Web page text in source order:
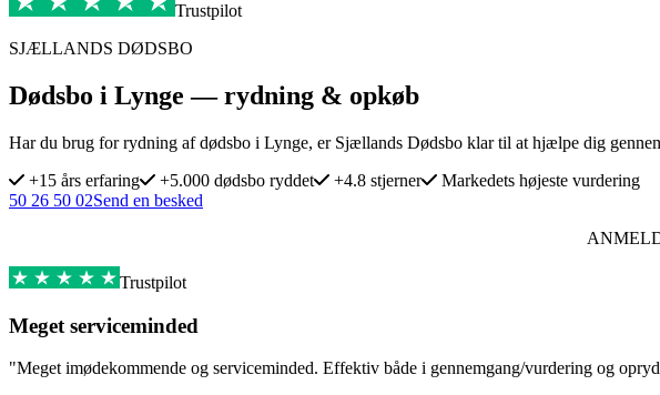
Trustpilot
SJÆLLANDS DØDSBO
Dødsbo i Lynge — rydning & opkøb
Har du brug for rydning af dødsbo i Lynge, er Sjællands Dødsbo klar til at hjælpe dig
+15 års erfaring
+5.000 dødsbo ryddet +4.8 stjerner
Markedets højeste vurdering
50 26 50 02Send en besked
Trustpilot
Meget serviceminded
"Meget imødekommende og serviceminded. Effektiv både i gennemgang/vurdering og